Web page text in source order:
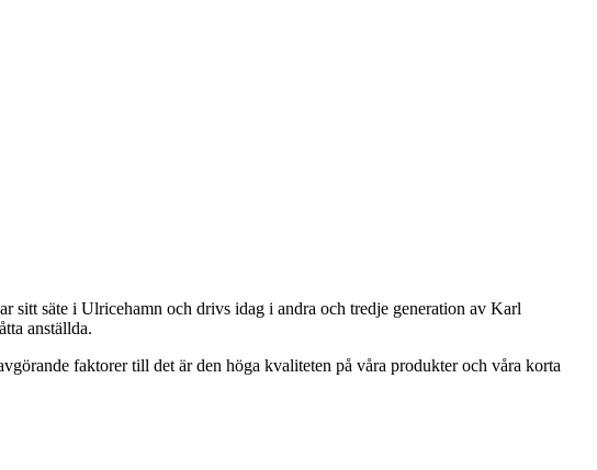
sitt säte i Ulricehamn och drivs idag i andra och tredje generation av Karl
anställda.
faktorer till det är den höga kvaliteten på våra produkter och våra korta